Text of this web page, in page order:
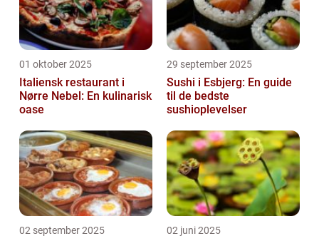
01 oktober 2025
Italiensk restaurant i
Nørre Nebel: En kulinarisk
oase
29 september 2025
Sushi i Esbjerg: En guide
til de bedste
sushioplevelser
02 september 2025 02 juni 2025